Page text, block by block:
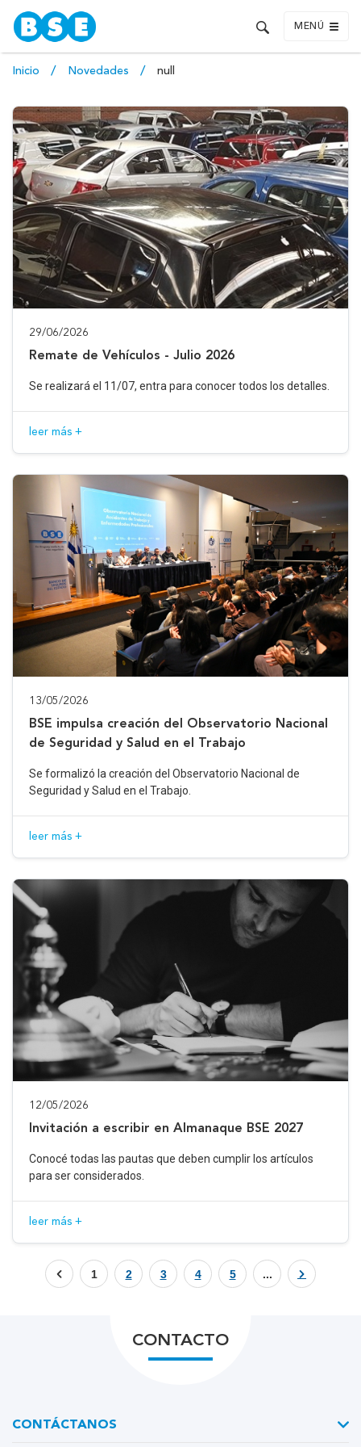
MENÚ
Inicio Novedades null
29/06/2026
Remate de Vehículos - Julio 2026
Se realizará el 11/07, entra para conocer todos los detalles.
leer más +
13/05/2026
BSE impulsa creación del Observatorio Nacional
de Seguridad y Salud en el Trabajo
Se formalizó la creación del Observatorio Nacional de
Seguridad y Salud en el Trabajo.
leer más +
12/05/2026
Invitación a escribir en Almanaque BSE 2027
Conocé todas las pautas que deben cumplir los artículos
para ser considerados.
leer más +
1 2 3 4 5 ...
CONTACTO
CONTÁCTANOS